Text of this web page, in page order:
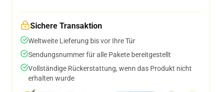
Sichere Transaktion
Weltweite Lieferung bis vor Ihre Tür
Sendungsnummer für alle Pakete bereitgestellt
Vollständige Rückerstattung, wenn das Produkt nicht
erhalten wurde